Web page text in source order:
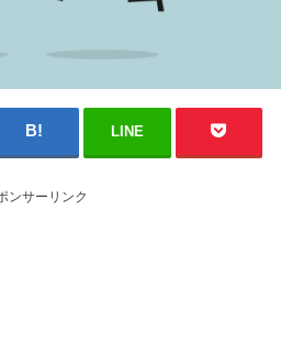
LINE
ンサーリンク